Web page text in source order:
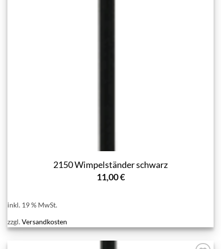
2150 Wimpelständer schwarz
11,00€
inkl. 19 % MwSt.
zzgl.Versandkosten